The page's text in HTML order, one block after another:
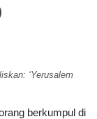
‘Yerusalem
berkumpul di